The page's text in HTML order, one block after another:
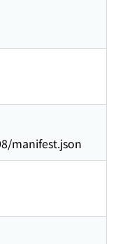
manifest.json